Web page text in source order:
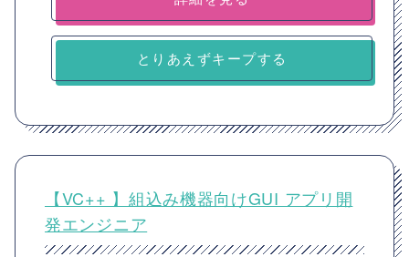
とりあえずキープする
【VC++ 】組込み機器向けGUI アプリ開
発エンジニア